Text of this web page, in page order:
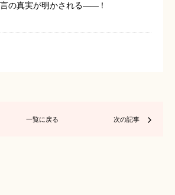
の真実が明かされる――！
一覧に戻る 次の記事